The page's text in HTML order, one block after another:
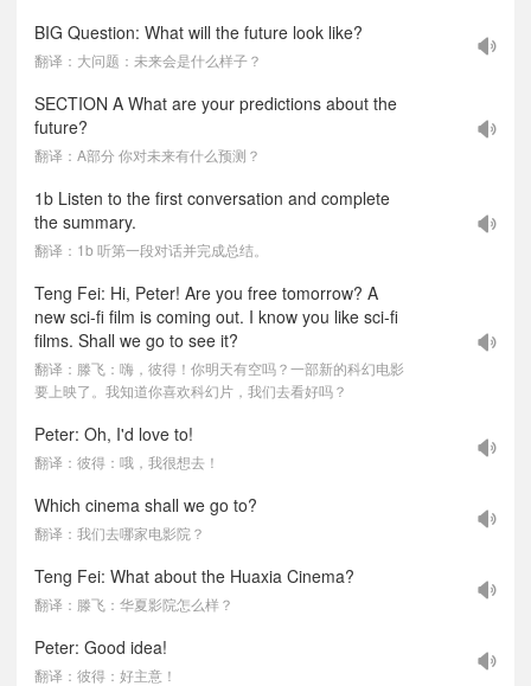
BIG Question: What will the future look like?
翻译：大问题：未来会是什么样子？
SECTION A What are your predictions about the
future?
翻译：A部分 你对未来有什么预测？
1b Listen to the first conversation and complete
the summary.
翻译：1b 听第一段对话并完成总结。
Teng Fei: Hi, Peter! Are you free tomorrow? A
new sci-fi film is coming out. I know you like sci-fi
films. Shall we go to see it?
翻译：滕飞：嗨，彼得！你明天有空吗？一部新的科幻电影
要上映了。我知道你喜欢科幻片，我们去看好吗？
Peter: Oh, I'd love to!
翻译：彼得：哦，我很想去！
Which cinema shall we go to?
翻译：我们去哪家电影院？
Teng Fei: What about the Huaxia Cinema?
翻译：滕飞：华夏影院怎么样？
Peter: Good idea!
翻译：彼得：好主意！